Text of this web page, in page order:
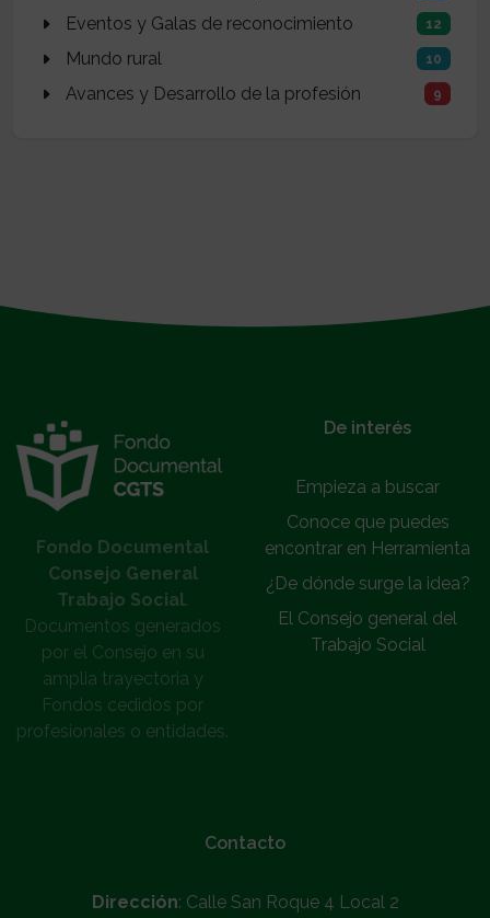
Eventos y Galas de reconocimiento 12
Mundo rural 10
Avances y Desarrollo de la profesión 9
Fondo Documental
Consejo General
Trabajo Social.
Documentos generados
por el Consejo en su
amplia trayectoria y
Fondos cedidos por
profesionales o entidades.
De interés
Empieza a buscar
Conoce que puedes
encontrar en Herramienta
¿De dónde surge la idea?
El Consejo general del
Trabajo Social
Contacto
Dirección: Calle San Roque 4 Local 2